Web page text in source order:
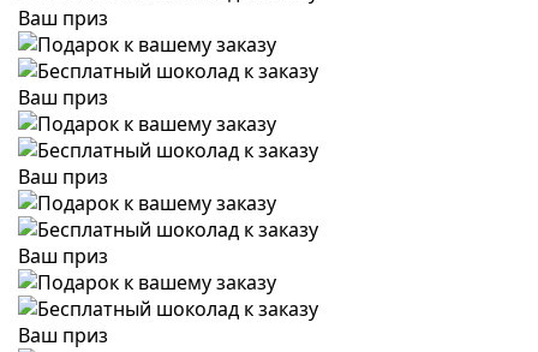
Ваш приз
Ваш приз
Ваш приз
Ваш приз
Ваш приз